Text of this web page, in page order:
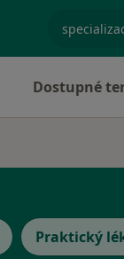
Dostupné
Praktický